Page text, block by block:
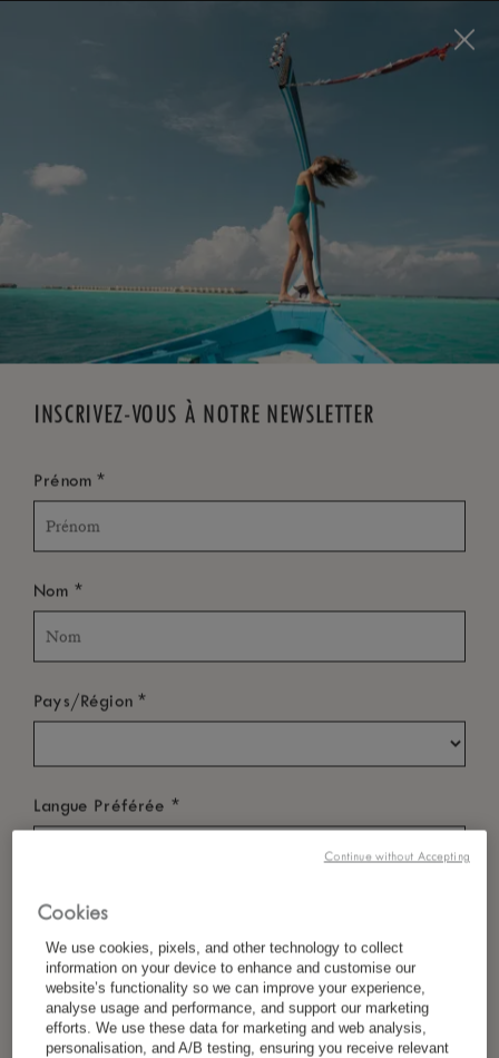
to enhance your experience
and make your visit easier and more comfortable.
RÉSERVEZ MAINTENANT
ANNULATION GRATUITE
INSCRIVEZ-VOUS À NOTRE NEWSLETTER
Prénom*
Nom *
Pays/Région*
Langue Préférée *
E-Mail*
J'ai lu et acceptéla politique de confidentialité
Cookies
We use cookies, pixels, and other technology to collect
information on your device to enhance and customise our
website’s functionality so we can improve your experience,
analyse usage and performance, and support our marketing
efforts. We use these data for marketing and web analysis,
personalisation, and A/B testing, ensuring you receive relevant
Continue without Accepting